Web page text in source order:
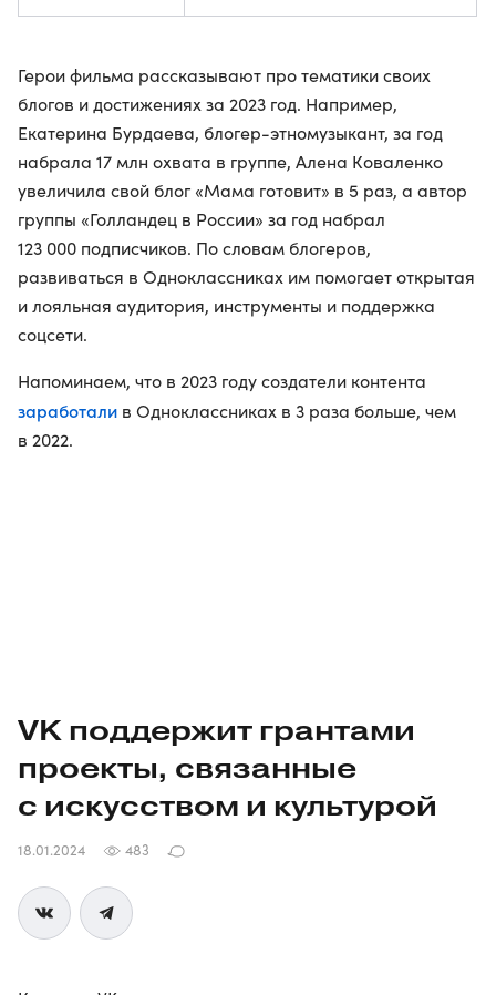
Герои фильма рассказывают про тематики своих
блогов и достижениях за 2023 год. Например,
Екатерина Бурдаева, блогер-этномузыкант, за год
набрала 17 млн охвата в группе, Алена Коваленко
увеличила свой блог «Мама готовит» в 5 раз, а автор
группы «Голландец в России» за год набрал
123 000 подписчиков. По словам блогеров,
развиваться в Одноклассниках им помогает открытая
и лояльная аудитория, инструменты и поддержка
соцсети.
Напоминаем, что в 2023 году создатели контента
заработали в Одноклассниках в 3 раза больше, чем
в 2022.
VK поддержит грантами
проекты, связанные
с искусством и культурой
18.01.2024 483